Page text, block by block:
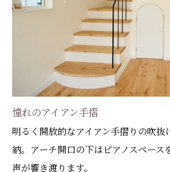
憧れのアイアン手摺
明るく開放的なアイアン手摺りの吹
納。アーチ開口の下はピアノスペー
声が響き渡ります。